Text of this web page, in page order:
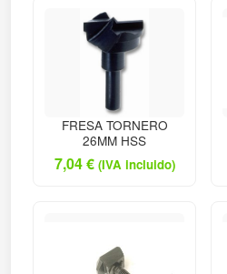
FRESA TORNERO
26MM HSS
7,04€ (IVA incluido)